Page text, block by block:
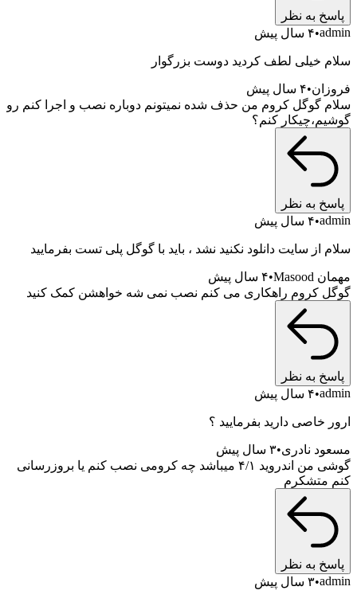
پاسخ به نظر
admin ۴ سال پیش
سلام خیلی لطف کردید دوست بزرگوار
فروزان ۴ سال پیش
سلام گوگل کروم من حذف شده نمیتونم دوباره نصب و اجرا کنم رو
گوشیم،چیکار کنم؟
پاسخ به نظر
admin ۴ سال پیش
سلام از سایت دانلود نکنید نشد ، باید با گوگل پلی تست بفرمایید
مهمان Masood
۴ سال پیش
گوگل کروم راهکاری می کنم نصب نمی شه خواهشن کمک کنید
پاسخ به نظر
admin ۴ سال پیش
ارور خاصی دارید بفرمایید ؟
مسعود نادری ۳ سال پیش
گوشی من اندروید ۴/۱ میباشد چه کرومی نصب کنم یا بروزرسانی
کنم متشکرم
پاسخ به نظر
admin ۳ سال پیش